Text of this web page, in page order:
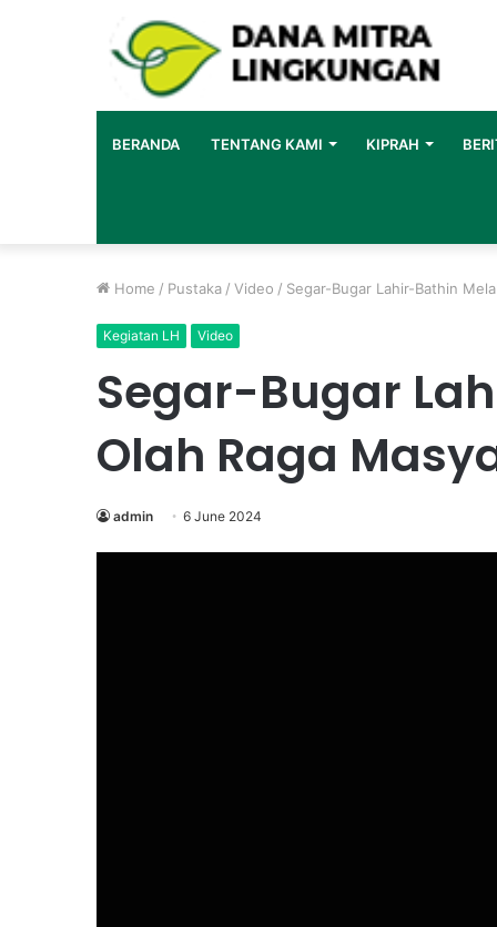
BERANDA TENTANG KAMI KIPRAH
Home / Pustaka / Video / Segar-Bugar Lahir-Bathin
Kegiatan LH Video
Segar-Bugar
Olah Raga
admin 6 June 2024